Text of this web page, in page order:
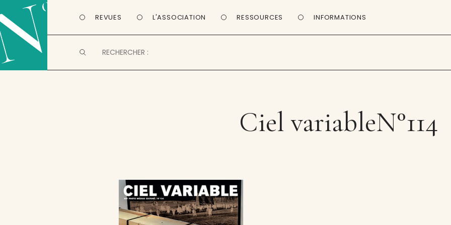
REVUES L'ASSOCIATION RESSOURCES INFORMATIONS
Ciel variableN°114